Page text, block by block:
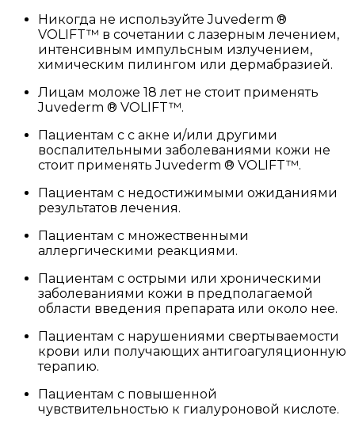
Никогда не используйте Juvederm ®
VOLIFT™ в сочетании с лазерным лечением,
интенсивным импульсным излучением,
химическим пилингом или дермабразией.
Лицам моложе 18 лет не стоит применять
Juvederm ® VOLIFT™.
Пациентам с с акне и/или другими
воспалительными заболеваниями кожи не
стоит применять Juvederm ® VOLIFT™.
Пациентам с недостижимыми ожиданиями
результатов лечения.
Пациентам с множественными
аллергическими реакциями.
Пациентам с острыми или хроническими
заболеваниями кожи в предполагаемой
области введения препарата или около нее.
Пациентам с нарушениями свертываемости
крови или получающих антигоагуляционную
терапию.
Пациентам с повышенной
чувствительностью к гиалуроновой кислоте.